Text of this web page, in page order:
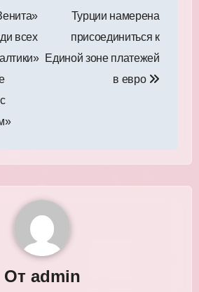
всех
Турции намерена
присоединиться к
Единой зоне платежей
в евро
От admin